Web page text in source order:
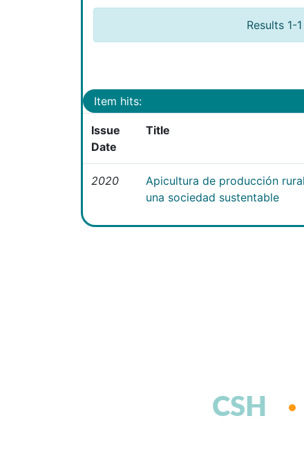
Results 1-
Item hits:
Issue
Date
Title
2020
Apicultura de producción
una sociedad sustentable
CSH